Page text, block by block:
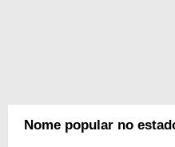
Nome popular no